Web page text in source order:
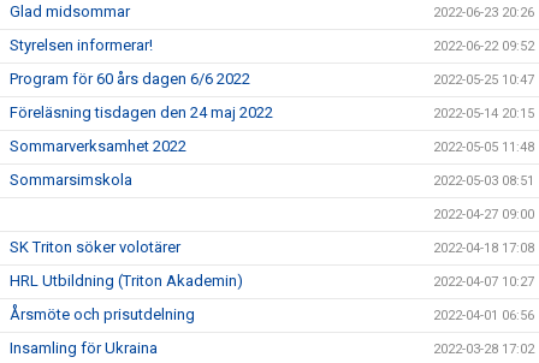
Glad midsommar 2022-06-23 20:26
Styrelsen informerar! 2022-06-22 09:52
Program för 60 års dagen 6/6 2022 2022-05-25 10:47
Föreläsning tisdagen den 24 maj 2022 2022-05-14 20:15
Sommarverksamhet 2022 2022-05-05 11:48
Sommarsimskola 2022-05-03 08:51
2022-04-27 09:00
SK Triton söker volotärer 2022-04-18 17:08
HRL Utbildning (Triton Akademin) 2022-04-07 10:27
Årsmöte och prisutdelning 2022-04-01 06:56
Insamling för Ukraina 2022-03-28 17:02